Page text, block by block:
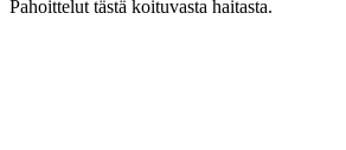
Pahoittelut tästä koituvasta haitasta.